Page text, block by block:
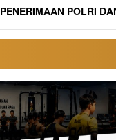
PENERIMAAN POLRI